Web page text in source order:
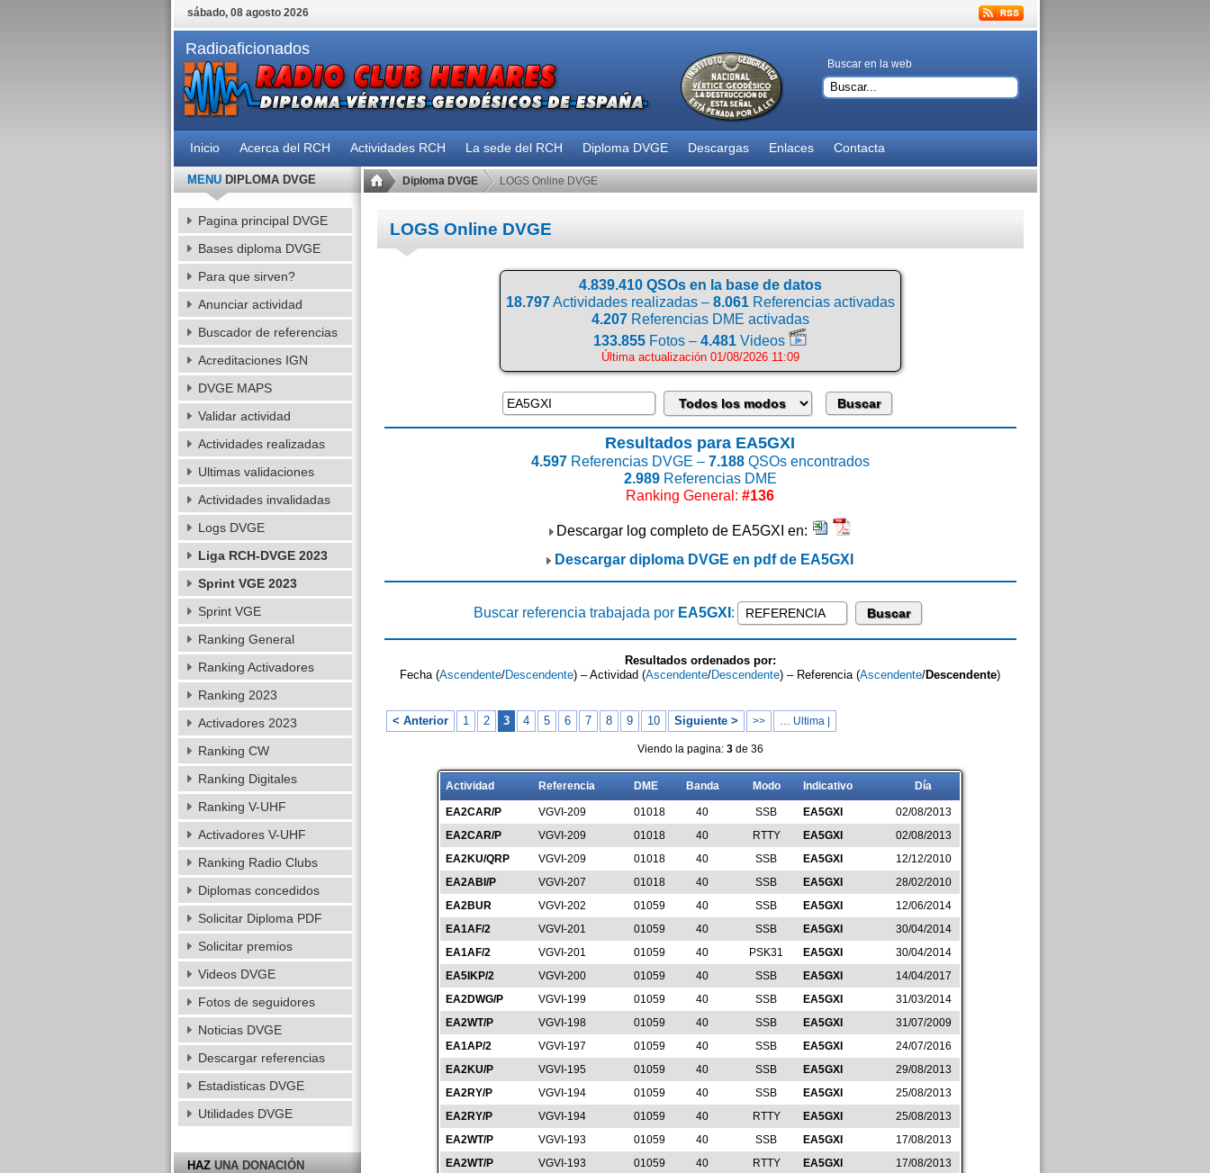
sábado, 08 agosto 2026
Radioaficionados
Buscar en la web
Inicio Acerca del RCH Actividades RCH La sede del RCH Diploma DVGE Descargas Enlaces Contacta
Diploma DVGE LOGS Online DVGE
LOGS Online DVGE
4.839.410 QSOs en la base de datos
18.797Actividades realizadas – 8.061Referencias activadas
4.207Referencias DME activadas
133.855 Fotos – 4.481 Videos
Última actualización 01/08/2026 11:09
Resultados para EA5GXI
4.597Referencias DVGE – 7.188QSOs encontrados
2.989Referencias DME
Ranking General: #136
Descargar log completo de EA5GXI en:
Descargar diploma DVGE en pdf de EA5GXI
Buscar referencia trabajada por EA5GXI :
Resultados ordenados por:
Fecha (Ascendente/Descendente) – Actividad (Ascendente/Descendente) – Referencia (Ascendente/Descendente)
< Anterior 1 2 3 4 5 6 7 8 9 10 Siguiente > >> … Ultima |
Viendo la pagina: 3de 36
Actividad Referencia DME Banda Modo Indicativo Día
EA2CAR/P VGVI-209 01018 40 SSB EA5GXI
02/08/2013
EA2CAR/P
VGVI-209 01018 40 RTTY EA5GXI
02/08/2013
EA2KU/QRP
VGVI-209 01018 40 SSB EA5GXI
12/12/2010
EA2ABI/P
VGVI-207 01018 40 SSB EA5GXI
28/02/2010
EA2BUR
VGVI-202 01059 40 SSB EA5GXI
12/06/2014
EA1AF/2
VGVI-201 01059 40 SSB EA5GXI
30/04/2014
EA1AF/2
VGVI-201 01059 40 PSK31 EA5GXI
30/04/2014
EA5IKP/2
VGVI-200 01059 40 SSB EA5GXI
14/04/2017
EA2DWG/P
VGVI-199 01059 40 SSB EA5GXI
31/03/2014
EA2WT/P
VGVI-198 01059 40 SSB EA5GXI
31/07/2009
EA1AP/2
VGVI-197 01059 40 SSB EA5GXI
24/07/2016
EA2KU/P
VGVI-195 01059 40 SSB EA5GXI
29/08/2013
EA2RY/P
VGVI-194 01059 40 SSB EA5GXI
25/08/2013
EA2RY/P
VGVI-194 01059 40 RTTY EA5GXI
25/08/2013
EA2WT/P
VGVI-193 01059 40 SSB EA5GXI
17/08/2013
EA2WT/P
VGVI-193 01059 40 RTTY EA5GXI
17/08/2013
MENUDIPLOMA DVGE
Pagina principal DVGE
Bases diploma DVGE
Para que sirven?
Anunciar actividad
Buscador de referencias
Acreditaciones IGN
DVGE MAPS
Validar actividad
Actividades realizadas
Ultimas validaciones
Actividades invalidadas
Logs DVGE
Liga RCH-DVGE 2023
Sprint VGE 2023
Sprint VGE
Ranking General
Ranking Activadores
Ranking 2023
Activadores 2023
Ranking CW
Ranking Digitales
Ranking V-UHF
Activadores V-UHF
Ranking Radio Clubs
Diplomas concedidos
Solicitar Diploma PDF
Solicitar premios
Videos DVGE
Fotos de seguidores
Noticias DVGE
Descargar referencias
Estadisticas DVGE
Utilidades DVGE
HAZUNA DONACIÓN